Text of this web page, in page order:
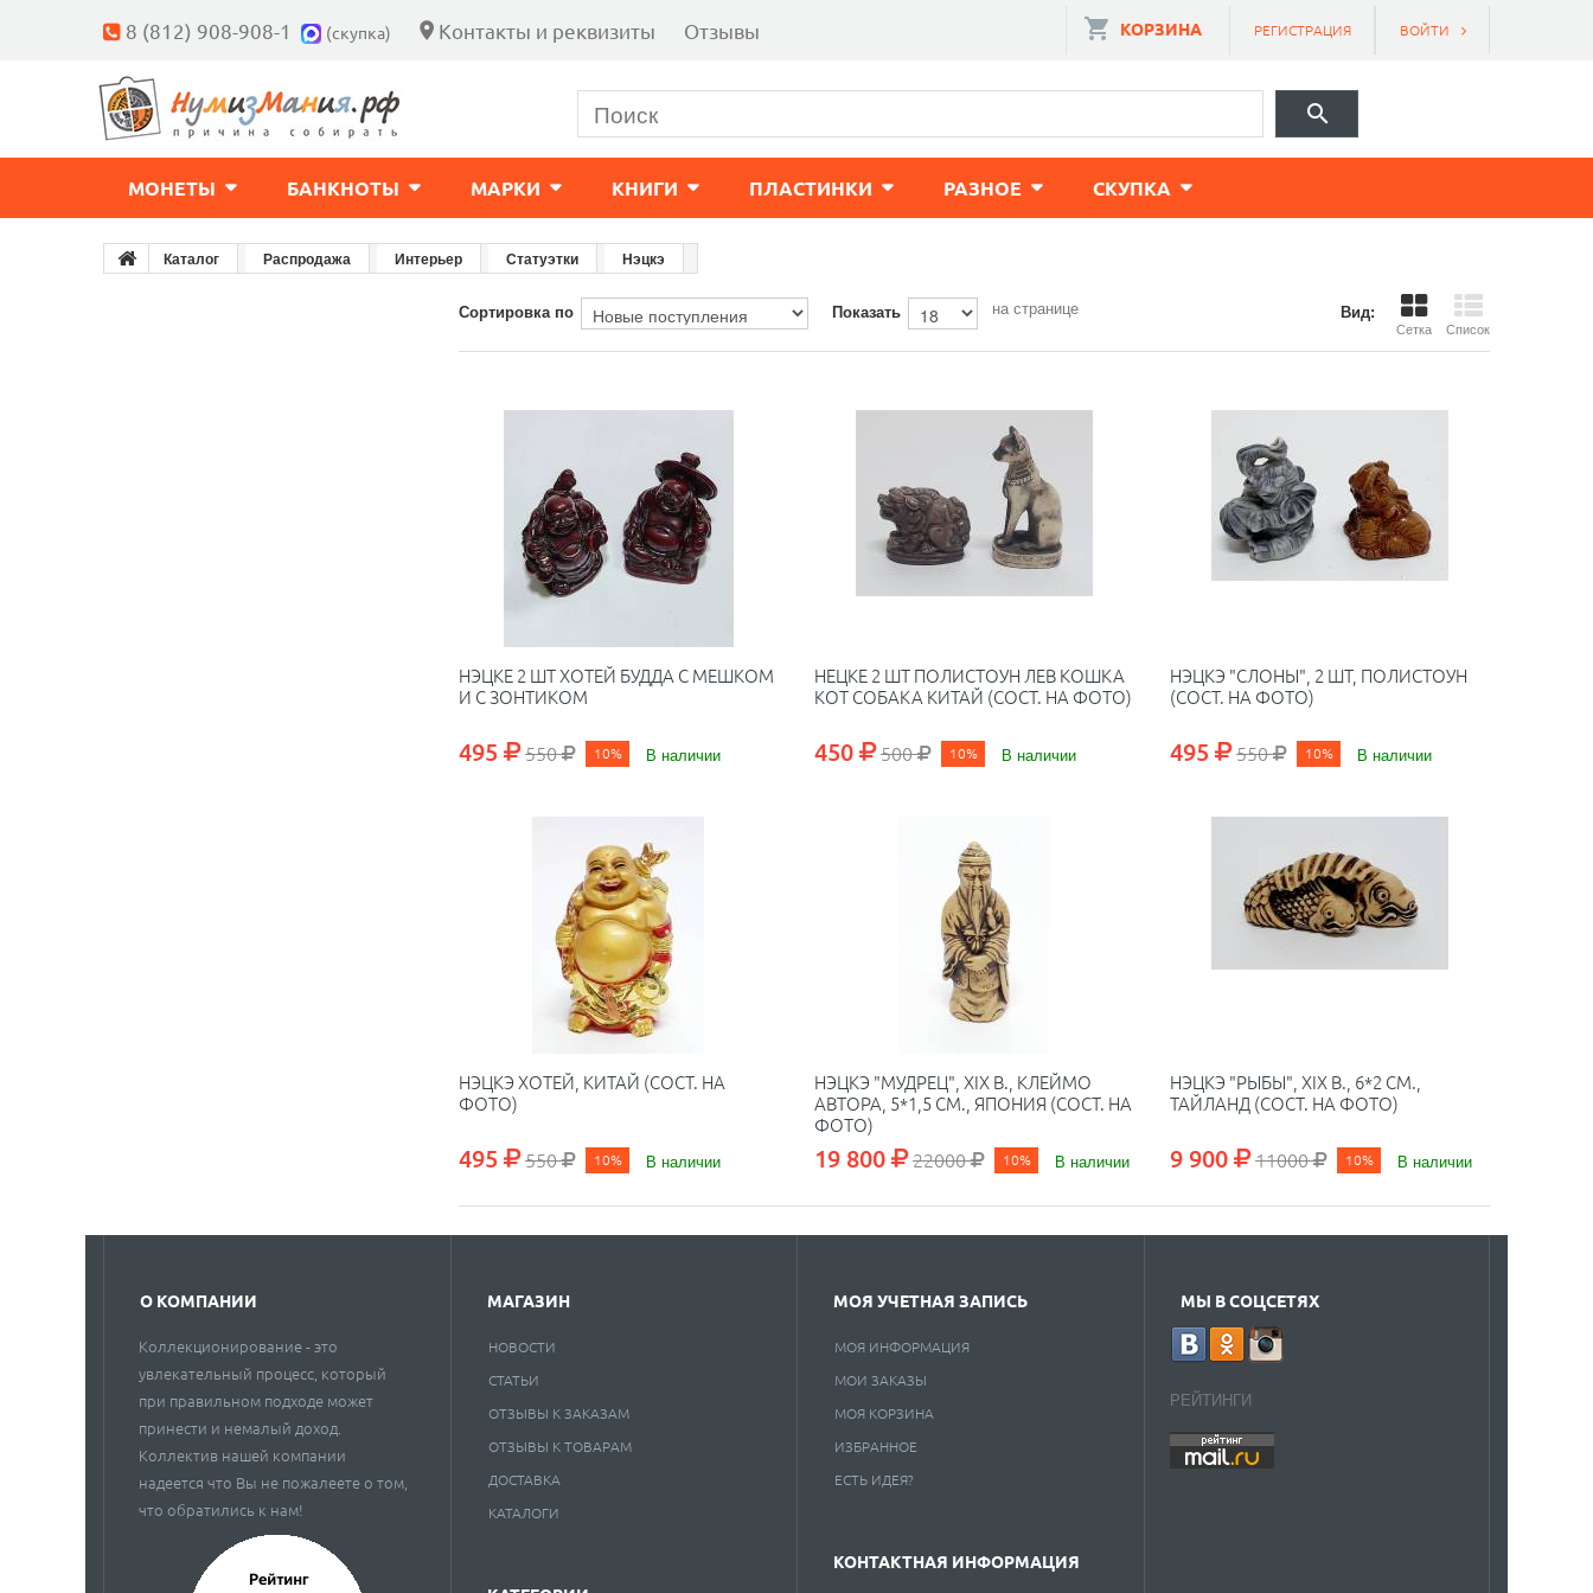
8 (812) 908-908-1 (скупка) Контакты и реквизиты Отзывы ВОЙТИ
РЕГИСТРАЦИЯ
КОРЗИНА
МОНЕТЫ БАНКНОТЫ МАРКИ КНИГИ ПЛАСТИНКИ РАЗНОЕ CКУПКА
Каталог Распродажа Интерьер Статуэтки Нэцкэ
Вид:
Сетка Список
Сортировка по Показать на странице
НЭЦКЕ 2 ШТ ХОТЕЙ БУДДА С МЕШКОМ
И С ЗОНТИКОМ
495 550 10% В наличии
НЕЦКЕ 2 ШТ ПОЛИСТОУН ЛЕВ КОШКА
КОТ СОБАКА КИТАЙ (СОСТ. НА ФОТО)
450 500 10% В наличии
НЭЦКЭ "СЛОНЫ", 2 ШТ, ПОЛИСТОУН
(СОСТ. НА ФОТО)
495 550 10% В наличии
НЭЦКЭ ХОТЕЙ, КИТАЙ (СОСТ. НА
ФОТО)
495 550 10% В наличии
НЭЦКЭ "МУДРЕЦ", XIX В., КЛЕЙМО
АВТОРА, 5*1,5 СМ., ЯПОНИЯ (СОСТ. НА
ФОТО)
19 800 22000 10% В наличии
НЭЦКЭ "РЫБЫ", XIX В., 6*2 СМ.,
ТАЙЛАНД (СОСТ. НА ФОТО)
9 900 11000 10% В наличии
О КОМПАНИИ
Коллекционирование - это
увлекательный процесс, который
при правильном подходе может
принести и немалый доход.
Коллектив нашей компании
надеется что Вы не пожалеете о том,
что обратились к нам!
МАГАЗИН
НОВОСТИ
СТАТЬИ
ОТЗЫВЫ К ЗАКАЗАМ
ОТЗЫВЫ К ТОВАРАМ
ДОСТАВКА
КАТАЛОГИ
МОЯ УЧЕТНАЯ ЗАПИСЬ
МОЯ ИНФОРМАЦИЯ
МОИ ЗАКАЗЫ
МОЯ КОРЗИНА
ИЗБРАННОЕ
ЕСТЬ ИДЕЯ?
КОНТАКТНАЯ ИНФОРМАЦИЯ
МЫ В СОЦСЕТЯХ
РЕЙТИНГИ